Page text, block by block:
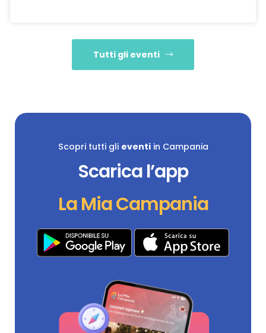
Tutti gli eventi
Scopri tutti gli eventiin Campania
Scarica l’app
La Mia Campania